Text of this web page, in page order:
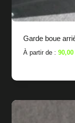
Garde boue
À partir de : 90,00